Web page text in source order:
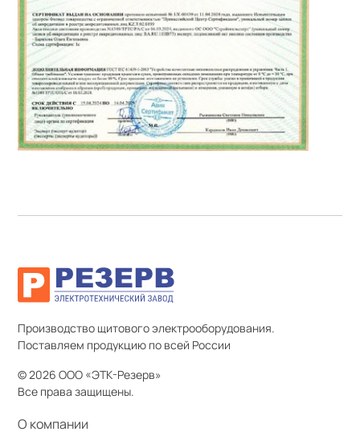
Производство щитового электрооборудования.
Поставляем продукцию по всей России
© 2026 ООО «ЭТК-Резерв»
Все права защищены.
О компании